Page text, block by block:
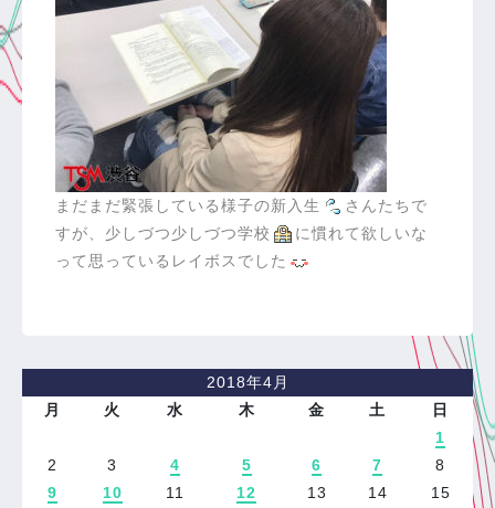
まだまだ緊張している様子の新入生
さんたちで
すが、少しづつ少しづつ学校
に慣れて欲しいな
って思っているレイボスでした
2018年4月
月
火 水 木 金 土 日
1
2
3 4 5 6 7
8
9
10 11 12 13 14
15